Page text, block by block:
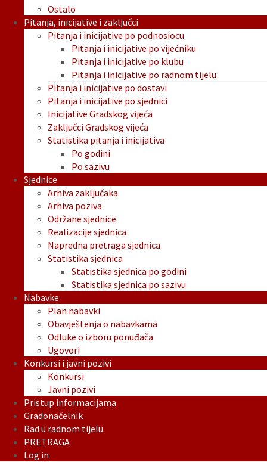
Ostalo
Pitanja, inicijative i zaključci
Pitanja i inicijative po podnosiocu
Pitanja i inicijative po vijećniku
Pitanja i inicijative po klubu
Pitanja i inicijative po radnom tijelu
Pitanja i inicijative po dostavi
Pitanja i inicijative po sjednici
Inicijative Gradskog vijeća
Zaključci Gradskog vijeća
Statistika pitanja i inicijativa
Po godini
Po sazivu
Sjednice
Arhiva zaključaka
Arhiva poziva
Održane sjednice
Realizacije sjednica
Napredna pretraga sjednica
Statistika sjednica
Statistika sjednica po godini
Statistika sjednica po sazivu
Nabavke
Plan nabavki
Obavještenja o nabavkama
Odluke o izboru ponuđača
Ugovori
Konkursi i javni pozivi
Konkursi
Javni pozivi
Pristup informacijama
Gradonačelnik
Rad u radnom tijelu
PRETRAGA
Log in